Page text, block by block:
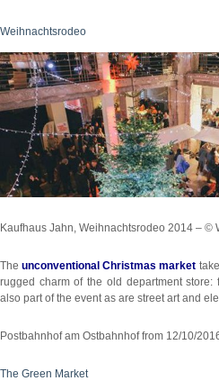
Weihnachtsrodeo
Kaufhaus Jahn, Weihnachtsrodeo 2014 – ©
Theunconventional Christmas market
rugged charm of the old department
also part of the event as are street art and
Postbahnhof am Ostbahnhof from 12/10/
The Green Market